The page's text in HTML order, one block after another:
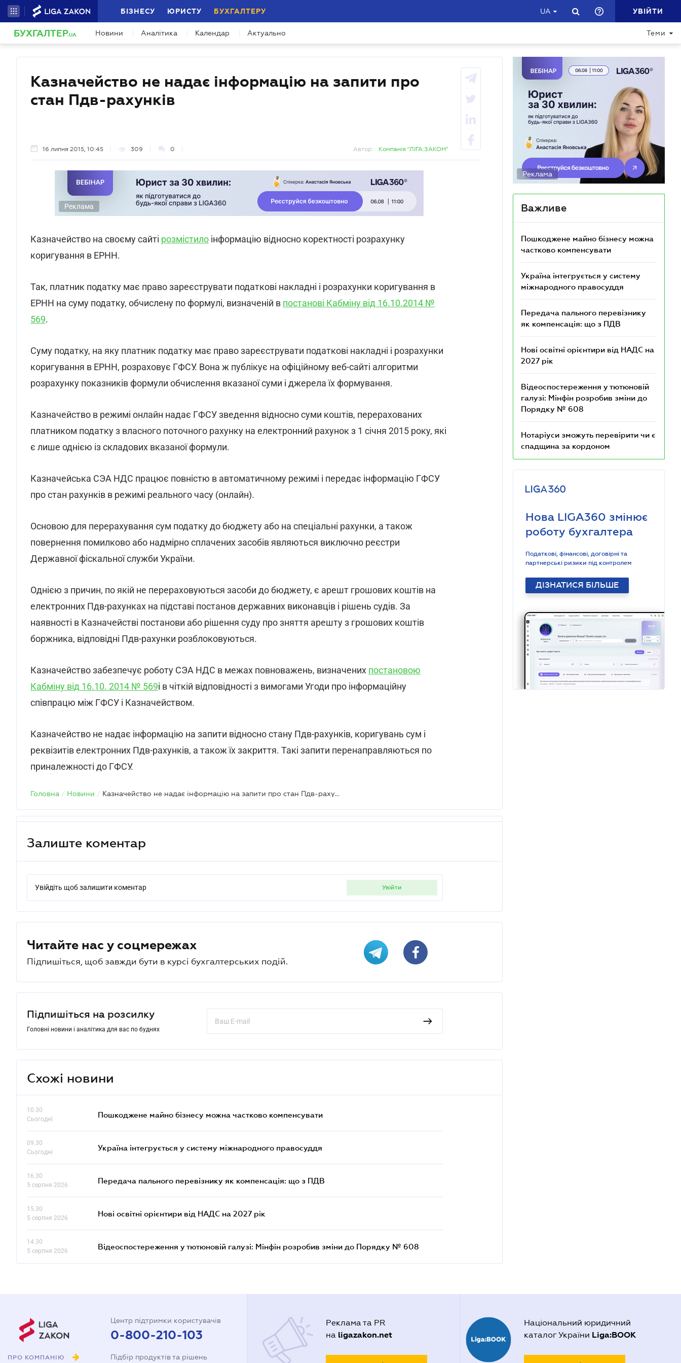
БІЗНЕСУ ЮРИСТУ БУХГАЛТЕРУ UA УВІЙТИ
БУХГАЛТЕР.UA Новини Аналітика Календар Актуально Теми
Казначейство не надає інформацію на запити про
стан Пдв-рахунків
16 липня 2015, 10:45 309 0 Автор: Компанія "ЛІГА:ЗАКОН"
Реклама
Казначейство на своєму сайті розмістило інформацію відносно коректності розрахунку
коригування в ЕРНН.
Так, платник податку має право зареєструвати податкові накладні і розрахунки коригування в
ЕРНН на суму податку, обчислену по формулі, визначеній в постанові Кабміну від 16.10.2014 №
569.
Суму податку, на яку платник податку має право зареєструвати податкові накладні і розрахунки
коригування в ЕРНН, розраховує ГФСУ. Вона ж публікує на офіційному веб-сайті алгоритми
розрахунку показників формули обчислення вказаної суми і джерела їх формування.
Казначейство в режимі онлайн надає ГФСУ зведення відносно суми коштів, перерахованих
платником податку з власного поточного рахунку на електронний рахунок з 1 січня 2015 року, які
є лише однією із складових вказаної формули.
Казначейська СЭА НДС працює повністю в автоматичному режимі і передає інформацію ГФСУ
про стан рахунків в режимі реального часу (онлайн).
Основою для перерахування сум податку до бюджету або на спеціальні рахунки, а також
повернення помилково або надмірно сплачених засобів являються виключно реєстри
Державної фіскальної служби України.
Однією з причин, по якій не перераховуються засоби до бюджету, є арешт грошових коштів на
електронних Пдв-рахунках на підставі постанов державних виконавців і рішень судів. За
наявності в Казначействі постанови або рішення суду про зняття арешту з грошових коштів
боржника, відповідні Пдв-рахунки розблоковуються.
Казначейство забезпечує роботу СЭА НДС в межах повноважень, визначених постановою
Кабміну від 16.10. 2014 № 569і в чіткій відповідності з вимогами Угоди про інформаційну
співпрацю між ГФСУ і Казначейством.
Казначейство не надає інформацію на запити відносно стану Пдв-рахунків, коригувань сум і
реквізитів електронних Пдв-рахунків, а також їх закриття. Такі запити перенаправляються по
приналежності до ГФСУ.
Головна / Новини / Казначейство не надає інформацію на запити про стан Пдв-рахунків
Залиште коментар
Увійдіть щоб залишити коментар увійти
Читайте нас у соцмережах
Підпишіться, щоб завжди бути в курсі бухгалтерських подій.
Підпишіться на розсилку
Головні новини і аналітика для вас по буднях
Схожі новини
10.30
Сьогодні
Пошкоджене майно бізнесу можна частково компенсувати
09.30
Сьогодні
Україна інтегрується у систему міжнародного правосуддя
16.30
5 серпня 2026
Передача пального перевізнику як компенсація: що з ПДВ
15.30
5 серпня 2026
Нові освітні орієнтири від НАДС на 2027 рік
14.30
5 серпня 2026
Відеоспостереження у тютюновій галузі: Мінфін розробив зміни до Порядку № 608
Реклама
Важливе
Пошкоджене майно бізнесу можна
частково компенсувати
Україна інтегрується у систему
міжнародного правосуддя
Передача пального перевізнику
як компенсація: що з ПДВ
Нові освітні орієнтири від НАДС на
2027 рік
Відеоспостереження у тютюновій
галузі: Мінфін розробив зміни до
Порядку № 608
Нотаріуси зможуть перевірити чи є
спадщина за кордоном
Нова LIGA360 змінює
роботу бухгалтера
Податкові, фінансові, договірні та
партнерські ризики під контролем
ДІЗНАТИСЯ БІЛЬШЕ
ПРО КОМПАНІЮ
Центр підтримки користувачів
0-800-210-103
Підбір продуктів та рішень
Реклама та PR
на ligazakon.net
Національний юридичний
каталог України Liga:BOOK